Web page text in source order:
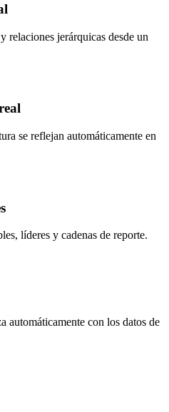
relaciones jerárquicas desde un
se reflejan automáticamente en
líderes y cadenas de reporte.
automáticamente con los datos de